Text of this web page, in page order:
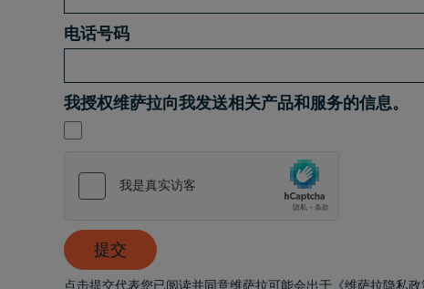
电话号码
我授权维萨拉向我发送相关产品和服务的信息。
提交